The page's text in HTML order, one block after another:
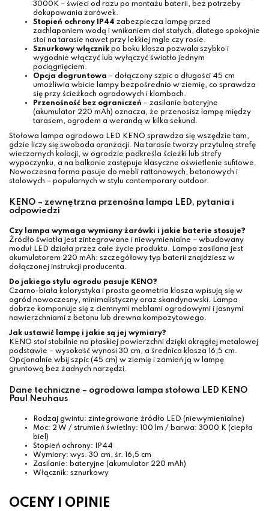
3000K – świeci od razu po montażu baterii, bez potrzeby
dokupowania żarówek.
Stopień ochrony IP44 zabezpiecza lampę przed
zachlapaniem wodą i wnikaniem ciał stałych, dlatego spokojnie
stoi na tarasie nawet przy lekkiej mgle czy rosie.
Sznurkowy włącznik po boku klosza pozwala szybko i
wygodnie włączyć lub wyłączyć światło jednym
pociągnięciem.
Opcja dogruntowa – dołączony szpic o długości 45 cm
umożliwia wbicie lampy bezpośrednio w ziemię, co sprawdza
się przy ścieżkach ogrodowych i klombach.
Przenośność bez ograniczeń – zasilanie bateryjne
(akumulator 220 mAh) oznacza, że przenosisz lampę między
tarasem, ogrodem a werandą w kilka sekund.
Stołowa lampa ogrodowa LED KENO sprawdza się wszędzie tam,
gdzie liczy się swoboda aranżacji. Na tarasie tworzy przytulną strefę
wieczornych kolacji, w ogrodzie podkreśla ścieżki lub strefy
wypoczynku, a na balkonie zastępuje klasyczne oświetlenie sufitowe.
Nowoczesna forma pasuje do mebli rattanowych, betonowych i
stalowych – popularnych w stylu contemporary outdoor.
KENO – zewnętrzna przenośna lampa LED, pytania i
odpowiedzi
Czy lampa wymaga wymiany żarówki i jakie baterie stosuje?
Źródło światła jest zintegrowane i niewymienialne – wbudowany
moduł LED działa przez całe życie produktu. Lampa zasilana jest
akumulatorem 220 mAh; szczegółowy typ baterii znajdziesz w
dołączonej instrukcji producenta.
Do jakiego stylu ogrodu pasuje KENO?
Czarno-biała kolorystyka i prosta geometria klosza wpisują się w
ogród nowoczesny, minimalistyczny oraz skandynawski. Lampa
dobrze komponuje się z ciemnymi meblami ogrodowymi i jasnymi
nawierzchniami z betonu lub drewna kompozytowego.
Jak ustawić lampę i jakie są jej wymiary?
KENO stoi stabilnie na płaskiej powierzchni dzięki okrągłej metalowej
podstawie – wysokość wynosi 30 cm, a średnica klosza 16,5 cm.
Opcjonalnie wbij szpic (45 cm) w ziemię i zamień ją w lampę
gruntową bez żadnych narzędzi.
Dane techniczne – ogrodowa lampa stołowa LED KENO
Paul Neuhaus
Rodzaj gwintu: zintegrowane źródło LED (niewymienialne)
Moc: 2 W / strumień świetlny: 100 lm / barwa: 3000 K (ciepła
biel)
Stopień ochrony: IP44
Wymiary: wys. 30 cm, śr. 16,5 cm
Zasilanie: bateryjne (akumulator 220 mAh)
Włącznik: sznurkowy
OCENY I OPINIE